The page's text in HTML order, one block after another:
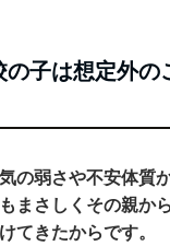
の子は想定外の
の弱さや不安体質
まさしくその親か
てきたからです。